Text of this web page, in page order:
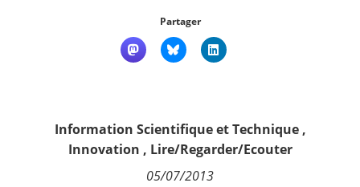
Partager
Information Scientifique et Technique,
Innovation , Lire/Regarder/Ecouter
05/07/2013